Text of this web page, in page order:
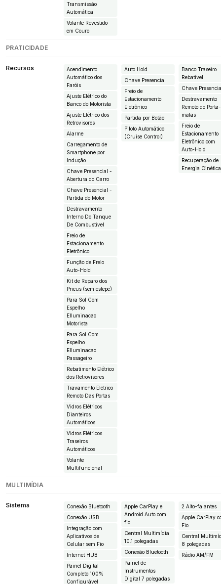
Transmissão
Automática
Volante Revestido
em Couro
PRATICIDADE
Recursos
Acendimento
Automático dos
Faróis
Ajuste Elétrico do
Banco do Motorista
Ajuste Elétrico dos
Retrovisores
Alarme
Carregamento de
Smartphone por
Indução
Chave Presencial -
Abertura do Carro
Chave Presencial -
Partida do Motor
Destravamento
Interno Do Tanque
De Combustivel
Freio de
Estacionamento
Eletrônico
Função de Freio
Auto-Hold
Kit de Reparo dos
Pneus (sem estepe)
Para Sol Com
Espelho
EIluminacao
Motorista
Para Sol Com
Espelho
EIluminacao
Passageiro
Rebatimento Elétrico
dos Retrovisores
Travamento Eletrico
Remoto Das Portas
Vidros Elétricos
Dianteiros
Automáticos
Vidros Elétricos
Traseiros
Automáticos
Volante
Multifuncional
Auto Hold
Chave Presencial
Freio de
Estacionamento
Eletrônico
Partida por Botão
Piloto Automático
(Cruise Control)
Banco Traseiro
Rebatível
Chave
Destravamento
Remoto do Porta-
malas
Freio de
Estacionamento
Eletrônico com
Auto-Hold
Recuperação de
Energia Cinética
MULTIMÍDIA
Sistema
Conexão Bluetooth
Conexão USB
Integração com
Aplicativos de
Celular sem Fio
Internet HUB
Painel Digital
Completo 100%
Configurável
Apple CarPlay e
Android Auto com
fio
Central Multimídia
10.1 polegadas
Conexão Bluetooth
Painel de
Instrumentos
Digital 7 polegadas
2 Alto-falantes
Apple CarPlay
Fio
Central
8 polegadas
Rádio AM/FM